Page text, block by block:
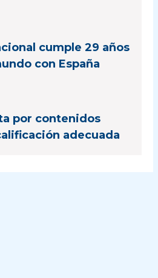
cumple 29 años
con España
por contenidos
adecuada